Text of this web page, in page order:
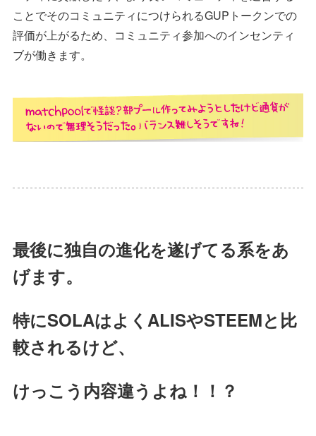
ことでそのコミュニティにつけられるGUPトークンでの
評価が上がるため、コミュニティ参加へのインセンティ
ブが働きます。
最後に独自の進化を遂げてる系をあ
げます。
特にSOLAはよくALISやSTEEMと比
較されるけど、
けっこう内容違うよね！！？